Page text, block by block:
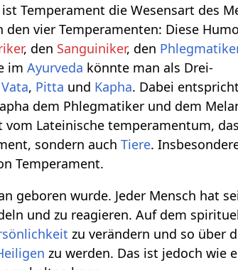
Temperament die Wesensart des
den vier Temperamenten: Diese
, den Sanguiniker, den
imAyurveda könnte man als Drei-
Vata, Pitta und Kapha. Dabei
dem Phlegmatiker und dem
Lateinische temperamentum, das
sondern auchTiere.
Temperament.
geboren wurde. Jeder Mensch hat
und zu reagieren. Auf dem
zu verändern und so über
zu werden. Das ist jedoch wie